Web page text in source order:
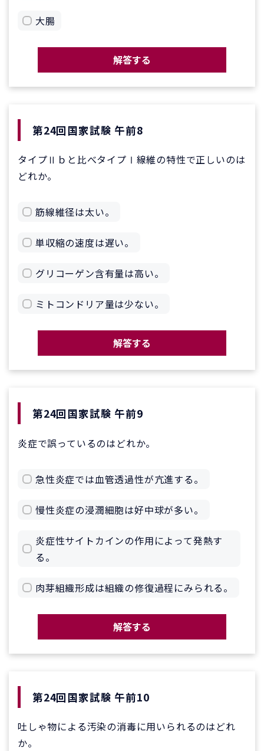
大腸
解答する
第24回国家試験 午前8
タイプⅡｂと比べタイプⅠ線維の特性で正しいのは
どれか。
筋線維径は太い。
単収縮の速度は遅い。
グリコーゲン含有量は高い。
ミトコンドリア量は少ない。
解答する
第24回国家試験 午前9
炎症で誤っているのはどれか。
急性炎症では血管透過性が亢進する。
慢性炎症の浸潤細胞は好中球が多い。
炎症性サイトカインの作用によって発熱す
る。
肉芽組織形成は組織の修復過程にみられる。
解答する
第24回国家試験 午前10
吐しゃ物による汚染の消毒に用いられるのはどれ
か。